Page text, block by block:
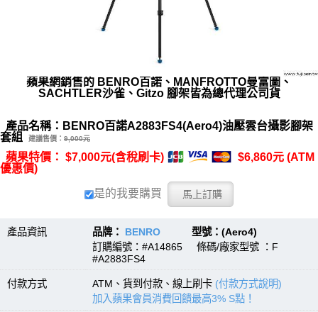
蘋果網銷售的 BENRO百諾、MANFROTTO曼富圖、
SACHTLER沙雀、Gitzo 腳架皆為總代理公司貨
產品名稱：BENRO百諾A2883FS4(Aero4)油壓雲台攝影腳架
套組
建議售價： 9,000元
蘋果特價： $7,000元(含稅刷卡)
$6,860元 (ATM
優惠價)
是的我要購買
產品資訊 品牌： BENRO 型號：(Aero4)
訂購編號：#A14865 條碼/廠家型號 ：F
#A2883FS4
付款方式 ATM、貨到付款、線上刷卡 (付款方式說明)
加入蘋果會員消費回饋最高3% S點！